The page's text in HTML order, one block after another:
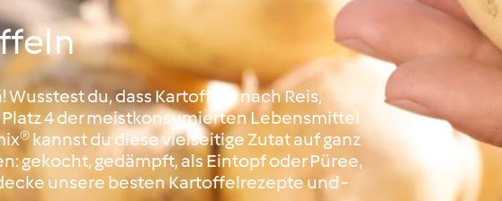
du, dass Kartoffeln nach Reis,
4 der meistkonsumierten Lebensmittel
kannst du diese vielseitige Zutat auf ganz
gekocht, gedämpft, als Eintopf oder Püree,
unsere besten Kartoffelrezepte und -